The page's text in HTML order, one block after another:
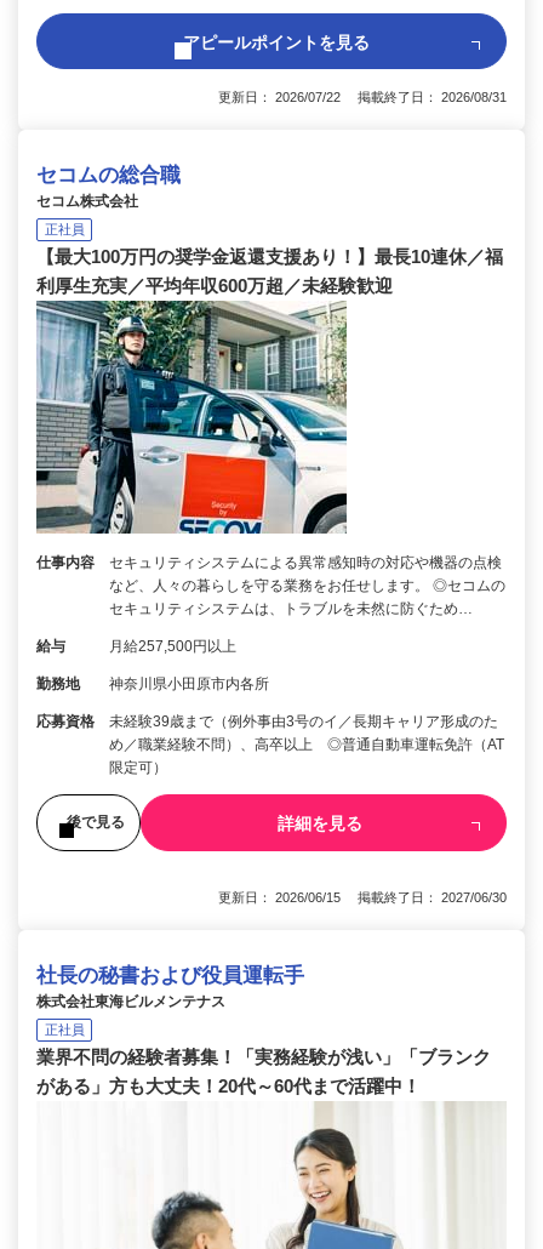
アピールポイントを見る
更新日： 2026/07/22 掲載終了日： 2026/08/31
セコムの総合職
セコム株式会社
正社員
【最大100万円の奨学金返還支援あり！】最長10連休／福
利厚生充実／平均年収600万超／未経験歓迎
仕事内容
セキュリティシステムによる異常感知時の対応や機器の点検
など、人々の暮らしを守る業務をお任せします。 ◎セコムの
セキュリティシステムは、トラブルを未然に防ぐため…
給与 月給257,500円以上
勤務地 神奈川県小田原市内各所
応募資格
未経験39歳まで（例外事由3号のイ／長期キャリア形成のた
め／職業経験不問）、高卒以上 ◎普通自動車運転免許（AT
限定可）
後で見る 詳細を見る
更新日： 2026/06/15 掲載終了日： 2027/06/30
社長の秘書および役員運転手
株式会社東海ビルメンテナス
正社員
業界不問の経験者募集！「実務経験が浅い」「ブランク
がある」方も大丈夫！20代～60代まで活躍中！